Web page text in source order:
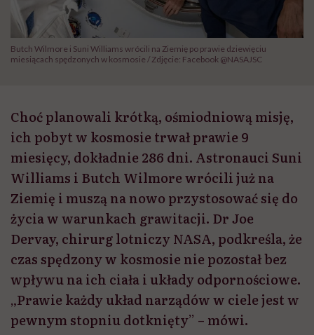
Butch Wilmore i Suni Williams wrócili na Ziemię po prawie dziewięciu
miesiącach spędzonych w kosmosie / Zdjęcie: Facebook @NASAJSC
Choć planowali krótką, ośmiodniową misję,
ich pobyt w kosmosie trwał prawie 9
miesięcy, dokładnie 286 dni. Astronauci Suni
Williams i Butch Wilmore wrócili już na
Ziemię i muszą na nowo przystosować się do
życia w warunkach grawitacji. Dr Joe
Dervay, chirurg lotniczy NASA, podkreśla, że
czas spędzony w kosmosie nie pozostał bez
wpływu na ich ciała i układy odpornościowe.
„Prawie każdy układ narządów w ciele jest w
pewnym stopniu dotknięty” – mówi.